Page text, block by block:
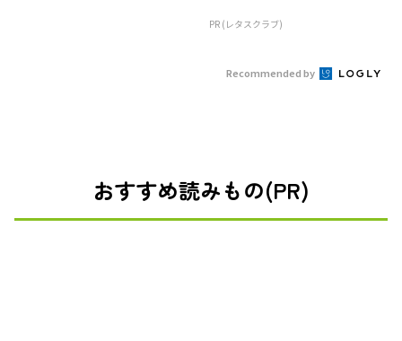
PR (レタスクラブ)
Recommended by
おすすめ読みもの(PR)